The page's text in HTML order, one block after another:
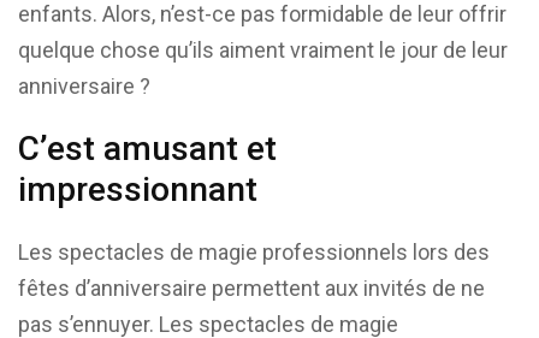
enfants. Alors, n’est-ce pas formidable de leur offrir
quelque chose qu’ils aiment vraiment le jour de leur
anniversaire ?
C’est amusant et
impressionnant
Les spectacles de magie professionnels lors des
fêtes d’anniversaire permettent aux invités de ne
pas s’ennuyer. Les spectacles de magie